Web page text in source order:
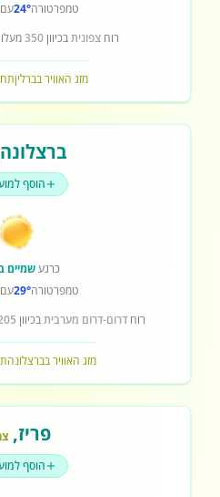
טמפרטורה24°עם
רוחצפוניתבכיוון350
מזג האוויר בברלין
ברצלונה
הוסף
כרגעשמיים
טמפרטורה29°עם
רוח דרום-דרום מערביתבכיוון
מזג האוויר בברצלונה
פריז,
הוסף